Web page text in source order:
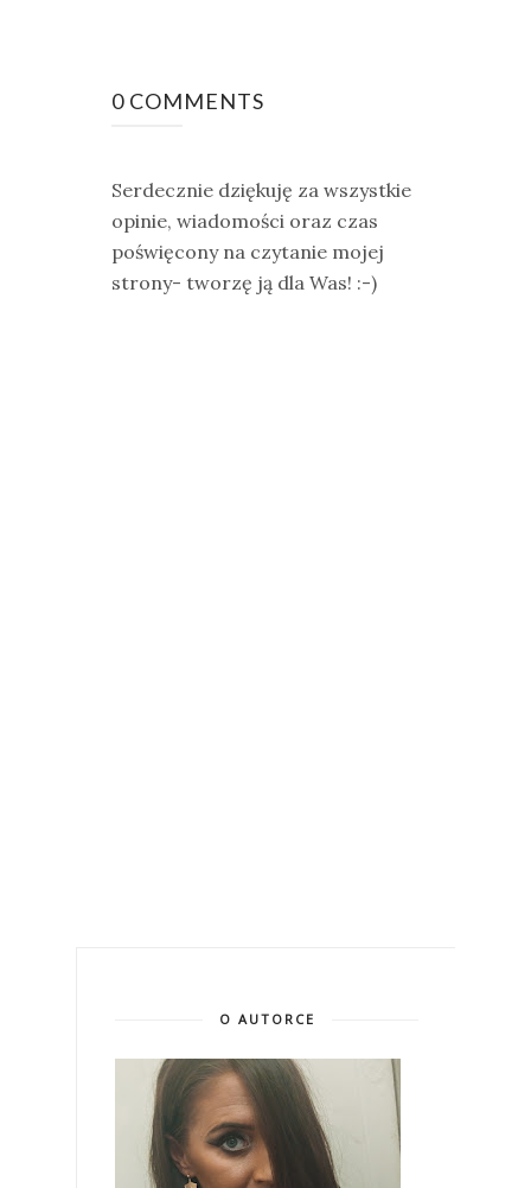
0 COMMENTS
Serdecznie dziękuję za wszystkie
opinie, wiadomości oraz czas
poświęcony na czytanie mojej
strony- tworzę ją dla Was! :-)
O AUTORCE